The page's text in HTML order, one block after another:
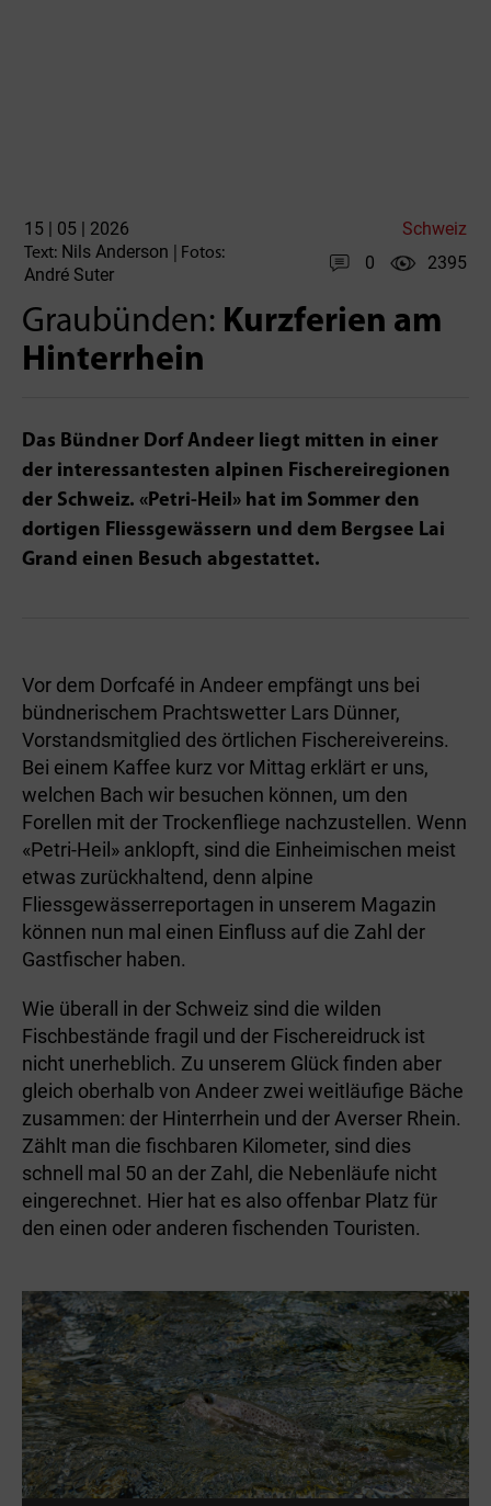
15 | 05 | 2026 Schweiz
Text: Nils Anderson | Fotos:
André Suter
0 2395
Graubünden: Kurzferien am
Hinterrhein
Das Bündner Dorf Andeer liegt mitten in einer
der interessantesten alpinen Fischerei­regionen
der Schweiz. «Petri-Heil» hat im Sommer den
dortigen Fliessgewässern und dem Bergsee Lai
Grand einen Besuch abgestattet.
Vor dem Dorfcafé in Andeer empfängt uns bei
bündnerischem Prachtswetter Lars Dünner,
Vorstandsmitglied des örtlichen Fischereivereins.
Bei einem Kaffee kurz vor Mittag erklärt er uns,
welchen Bach wir besuchen können, um den
Forellen mit der Trockenfliege nachzustellen. Wenn
«Petri-Heil» anklopft, sind die Einheimischen meist
etwas zurückhaltend, denn alpine
Fliessgewässerreportagen in unserem Magazin
können nun mal einen Einfluss auf die Zahl der
Gastfischer haben.
Wie überall in der Schweiz sind die wilden
Fischbestände fragil und der Fischereidruck ist
nicht unerheblich. Zu unserem Glück finden aber
gleich oberhalb von Andeer zwei weitläufige Bäche
zusammen: der Hinterrhein und der Averser Rhein.
Zählt man die fischbaren Kilometer, sind dies
schnell mal 50 an der Zahl, die Nebenläufe nicht
eingerechnet. Hier hat es also offenbar Platz für
den einen oder anderen fischenden Touristen.